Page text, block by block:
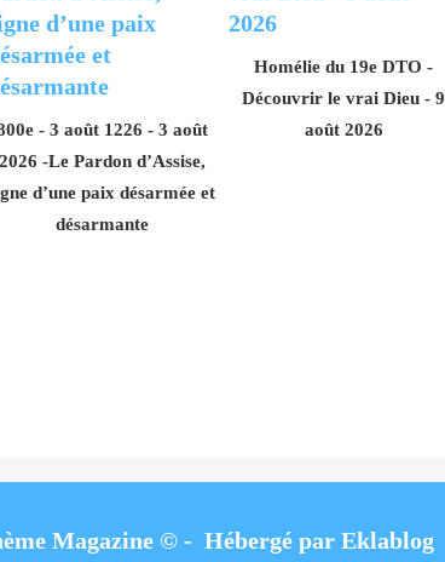
- 3 août 1226 - 3 août
2026 -Le Pardon d’Assise,
d’une paix désarmée et
désarmante
Homélie du 19e DTO -
Découvrir le vrai Dieu - 9
août 2026
Magazine © - Hébergé par Eklablog